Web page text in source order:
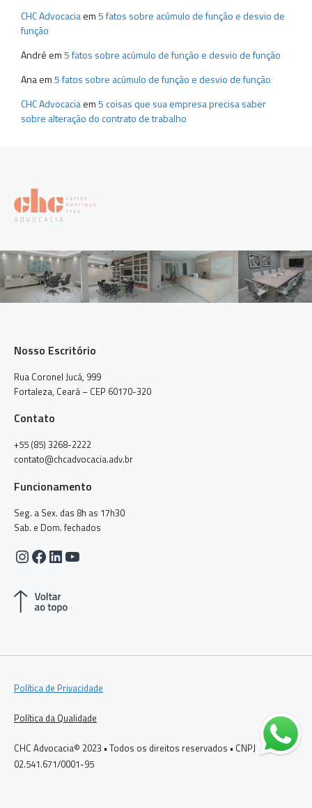
CHC Advocaciaem5 fatos sobre acúmulo de função e desvio de
função
André em5 fatos sobre acúmulo de função e desvio de função
Anaem5 fatos sobre acúmulo de função e desvio de função
CHC Advocaciaem5 coisas que sua empresa precisa saber
sobre alteração do contrato de trabalho
Nosso Escritório
Rua Coronel Jucá, 999
Fortaleza, Ceará – CEP 60170-320
Contato
+55 (85) 3268-2222
contato@chcadvocacia.adv.br
Funcionamento
Seg. a Sex. das 8h as 17h30
Sab. e Dom. fechados
Instagram
Facebook
LinkedIn
Youtube
Política de Privacidade
Política da Qualidade
CHC Advocacia© 2023 • Todos os direitos reservados • CNPJ
02.541.671/0001-95